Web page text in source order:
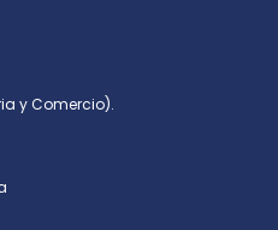
y Comercio).